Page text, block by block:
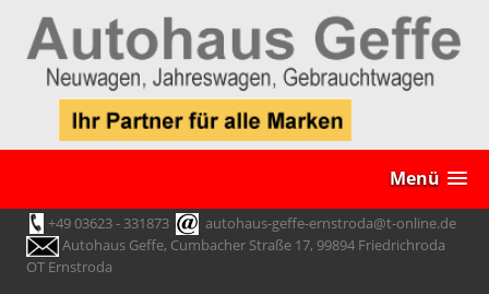
Menü
+49 03623 - 331873
autohaus-geffe-ernstroda@t-online.de
Autohaus Geffe, Cumbacher Straße 17, 99894 Friedrichroda
OT Ernstroda